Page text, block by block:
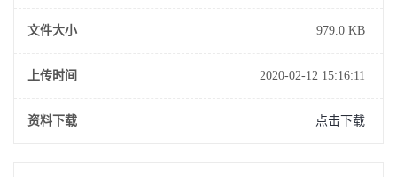
文件大小 979.0 KB
上传时间 2020-02-12 15:16:11
资料下载 点击下载